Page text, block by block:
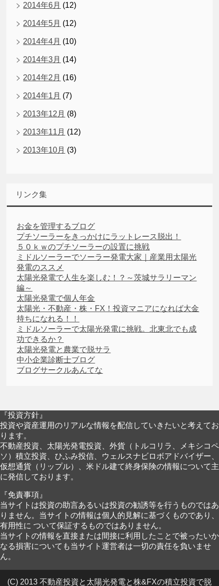
2014年6月 (12)
2014年5月 (12)
2014年4月 (10)
2014年3月 (14)
2014年2月 (16)
2014年1月 (7)
2013年12月 (8)
2013年11月 (12)
2013年10月 (3)
リンク集
お金を管理するブログ
プチソーラーをきっかけにラットレース脱出！
５０ｋｗのプチソーラーの設置に挑戦
ミドルソーラーでソーラー発電大家｜産業用太陽光
発電のススメ
太陽光発電で人生を楽しむ！？～茨城サラリーマン
編～
太陽光発電で個人年金
太陽光・不動産・株・FX！投資マニアになれば大金
持ちになれる！！
ミドルソーラーで太陽光発電に挑戦。北東北でも成
功できるか？
太陽光発電と農業で脱サラ
中小企業診断士ブログ
ブログサークルあんてな
『投資方針』
投資や資産運用のリアルな情報を配信していきたいと考えてお
ります。
不動産投資、太陽光発電投資、外貨（トルコリラ、メキシコペ
ソ）積立投資、ひふみ投信、ウェルスナビロボアドバイザー、
仮想通貨（リップル）、米ドル建て終身保険の情報について主
に発信しております。
『免責事項』
当サイトは投資の助言あるいは投資の勧誘等を行うものではあ
りません。当サイトの情報は個人的見解に基づくものであり、
有用性に ついて保証するものではありません。
当サイトの情報を直接または間接に利用したことで被ったいか
なる損害についても当サイト運営者は一切の責任を負いませ
ん。
(C) 2013 不動産投資と太陽光発電と株&FXの積立投資で脱